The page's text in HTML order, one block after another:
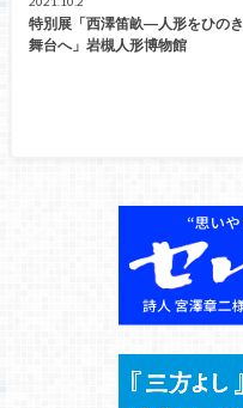
特別展「西澤笛畝―人形をひのき
舞台へ」岩槻人形博物館